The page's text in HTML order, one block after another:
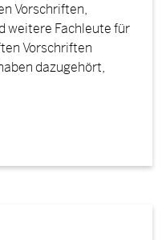
Vorschriften,
weitere Fachleute für
Vorschriften
dazugehört,